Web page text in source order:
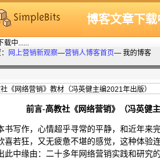
博客文章下
载中......
网上营销新观察—营销人博客首页— 我的博客
《网络营销》教材（冯英健主编2021年出版）
前言-高教社《网络营销》（冯英健
书写作，心情超乎寻常的平静，和近年来
喜若狂，又无疲惫不堪的感觉，这种体验
此中缘由：二十多年网络营销实践和研究